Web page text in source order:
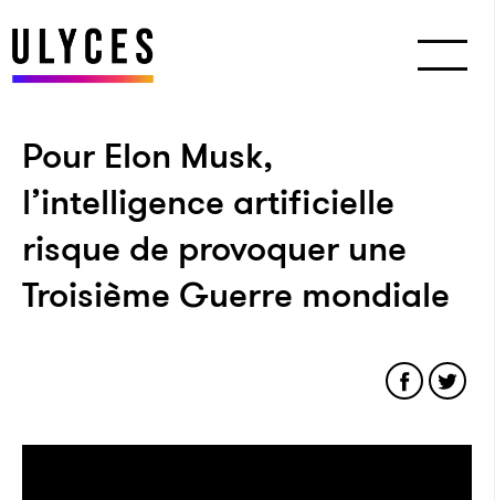
Pour Elon Musk,
l’intelligence artificielle
risque de provoquer une
Troisième Guerre mondiale